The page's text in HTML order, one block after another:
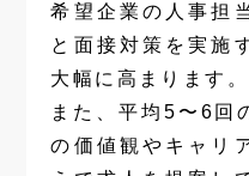
希望企業の人事担
と面接対策を実施
大幅に高まります。
また、平均5〜6回
の価値観やキャリ